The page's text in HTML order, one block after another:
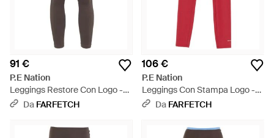
91 €
P.E Nation
Leggings Restore Con Logo -
Grigio
Da FARFETCH
106 €
P.E Nation
Leggings Con Stampa Logo -
Rosso
Da FARFETCH